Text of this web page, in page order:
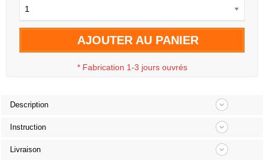
1
AJOUTER AU PANIER
* Fabrication 1-3 jours ouvrés
Description
Instruction
Livraison